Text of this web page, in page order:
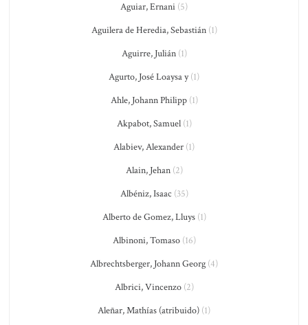
Aguiar, Ernani (5)
Aguilera de Heredia, Sebastián(1)
Aguirre, Julián(1)
Agurto, José Loaysa y(1)
Ahle, Johann Philipp(1)
Akpabot, Samuel(1)
Alabiev, Alexander (1)
Alain, Jehan(2)
Albéniz, Isaac (35)
Alberto de Gomez, Lluys(1)
Albinoni, Tomaso(16)
Albrechtsberger, Johann Georg (4)
Albrici, Vincenzo(2)
Aleñar, Mathías (atribuido) (1)